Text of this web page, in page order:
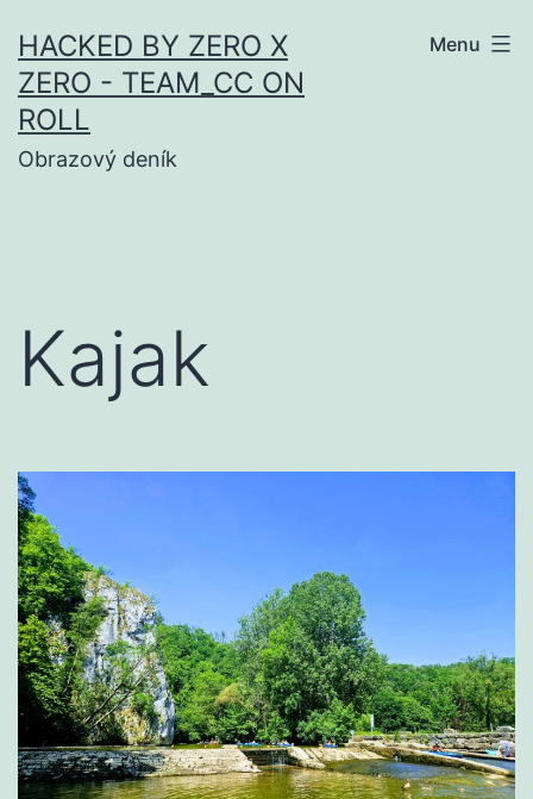
to
content
HACKED BY ZERO X
ZERO - TEAM_CC ON
ROLL
Obrazový deník
Menu
Kajak